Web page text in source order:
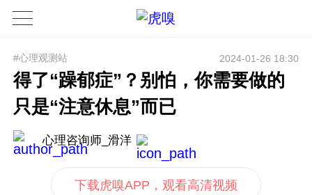
#心理观测站 2024-01-26 18:30
得了“躁郁症”？别怕，你需要做的
只是“注意休息”而已
心理咨询师_滑洋
下载虎嗅APP，观看高清视频